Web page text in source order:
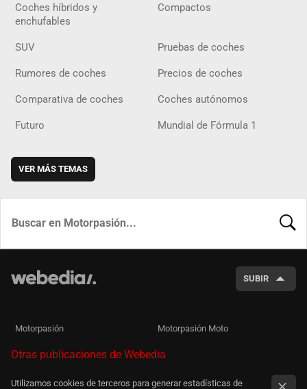
Coches híbridos y
enchufables
Compactos
SUV Pruebas de coches
Rumores de coches Precios de coches
Comparativa de coches Coches autónomos
Futuro Mundial de Fórmula 1
VER MÁS TEMAS
SUBIR
Motorpasión Motorpasión Moto
Otras publicaciones de Webedia
Utilizamos cookies de terceros para generar estadísticas de